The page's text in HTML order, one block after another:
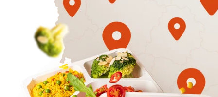
3